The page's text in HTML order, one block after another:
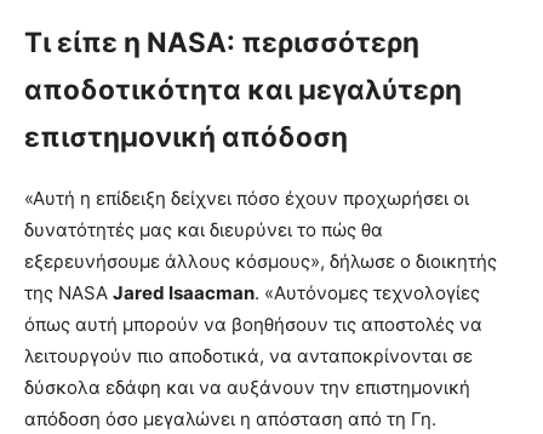
Τι είπε η NASA: περισσότερη
αποδοτικότητα και μεγαλύτερη
επιστημονική απόδοση
«Αυτή η επίδειξη δείχνει πόσο έχουν προχωρήσει οι
δυνατότητές μας και διευρύνει το πώς θα
εξερευνήσουμε άλλους κόσμους», δήλωσε ο διοικητής
της NASA Jared Isaacman. «Αυτόνομες τεχνολογίες
όπως αυτή μπορούν να βοηθήσουν τις αποστολές να
λειτουργούν πιο αποδοτικά, να ανταποκρίνονται σε
δύσκολα εδάφη και να αυξάνουν την επιστημονική
απόδοση όσο μεγαλώνει η απόσταση από τη Γη.